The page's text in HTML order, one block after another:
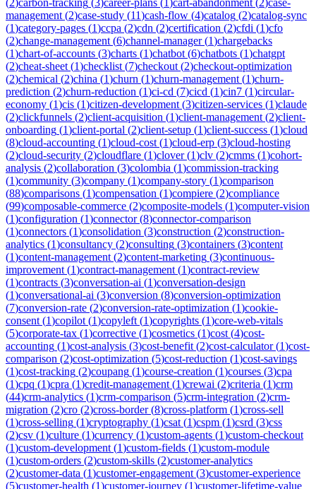
management (2)case-study (11)cash-flow (4)catalog (2)catalog-sync
(1)category-pages (1)ccpa (2)cdn (2)certification (2)cfdi (1)cfo
(2)change-management (6)channel-manager(1)chargebacks
(1)chart-of-accounts (3)charts (1)chatbot (6)chatbots (1)chatgpt
(2)cheat-sheet (1)checklist (7)checkout (2)checkout-optimization
(2)chemical (2)china (1)churn (1)churn-management (1)churn-
prediction (2)churn-reduction (1)ci-cd (7)cicd (1)cin7 (1)circular-
economy (1)cis (1)citizen-development (3)citizen-services (1)claude
(2)clickfunnels (2)client-acquisition (1)client-management (2)client-
onboarding (1)client-portal (2)client-setup (1)client-success (1)cloud
(8)cloud-accounting (1)cloud-cost (1)cloud-erp (3)cloud-hosting
(2)cloud-security (2)cloudflare (1)clover(1)clv (2)cmms (1)cohort-
analysis (2)collaboration (3)colombia (1)commission-tracking
(1)community (3)company (1)company-story (1)comparison
(88)comparisons (1)compensation (1)compiere (2)compliance
(99)composable-commerce (2)composite-models (1)computer-vision
(1)configuration (1)connector(8)connector-comparison
(1)connectors (1)consolidation (3)construction (2)construction-
analytics (1)consultancy (2)consulting (3)containers (3)content
(1)content-management (2)content-marketing (3)continuous-
improvement (1)contract-management (1)contract-review
(1)contracts (3)conversation-ai (1)conversation-design
(1)conversational-ai (3)conversion (8)conversion-optimization
(7)conversion-rate (2)conversion-rate-optimization (1)cookie-
consent (1)copilot (1)copyleft (1)copyrights (1)core-web-vitals
(5)corporate-tax (1)corrective (1)cosmetics (1)cost (4)cost-
accounting (1)cost-analysis (3)cost-benefit (2)cost-calculator(1)cost-
comparison (2)cost-optimization (5)cost-reduction (1)cost-savings
(1)cost-tracking (2)coupang (1)course-creation (1)courses (3)cpa
(1)cpq (1)cpra (1)credit-management (1)crewai (2)criteria (1)crm
(44)crm-analytics (1)crm-comparison (5)crm-integration (2)crm-
migration (2)cro (2)cross-border(8)cross-platform (1)cross-sell
(1)cross-selling (1)cryptography (1)csat (1)cspm (1)csrd (3)css
(2)csv (1)culture (1)currency (1)custom-agents (1)custom-checkout
(1)custom-development (1)custom-fields (1)custom-module
(1)custom-orders (2)custom-skills (2)customer-analytics
(2)customer-data (1)customer-engagement (3)customer-experience
(5)customer-health (1)customer-journey (1)customer-lifetime-value